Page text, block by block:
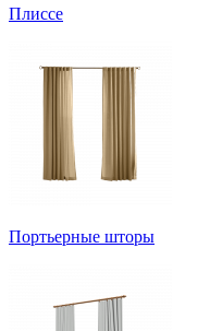
Плиссе
Портьерные шторы